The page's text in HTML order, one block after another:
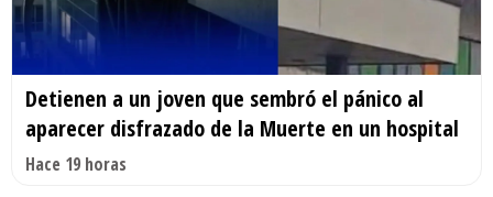
Detienen a un joven que sembró el pánico al
aparecer disfrazado de la Muerte en un hospital
Hace 19 horas